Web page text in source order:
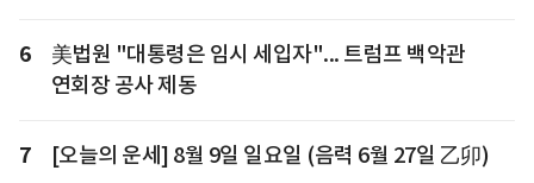
6
美법원 "대통령은 임시 세입자"... 트럼프 백악관
연회장 공사 제동
7 [오늘의 운세] 8월 9일 일요일 (음력 6월 27일 乙卯)